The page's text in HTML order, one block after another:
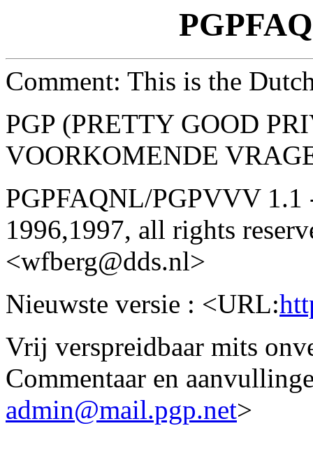
Comment: This is the
PGP (PRETTY GOOD
VOORKOMENDE
PGPFAQNL/PGPVVV
1996,1997, all rights
<wfberg@dds.nl>
Nieuwste versie : <URL:
Vrij verspreidbaar mits
Commentaar en
admin@mail.pgp.net>